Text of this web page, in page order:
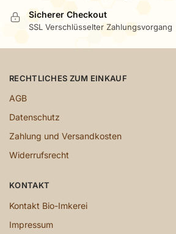
Sicherer Checkout
SSL Verschlüsselter Zahlungsvorgang
RECHTLICHES ZUM EINKAUF
AGB
Datenschutz
Zahlung und Versandkosten
Widerrufsrecht
KONTAKT
Kontakt Bio-Imkerei
Impressum